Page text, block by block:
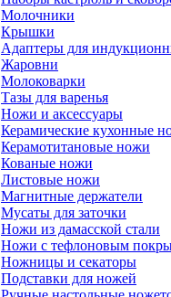
Молочники
Крышки
Адаптеры для
Жаровни
Молоковарки
Тазы для варенья
Ножи и аксессуары
Керамические кухонные
Керамотитановые ножи
Кованые ножи
Листовые ножи
Магнитные держатели
Мусаты для заточки
Ножи из дамасской стали
Ножи с тефлоновым
Ножницы и секаторы
Подставки для ножей